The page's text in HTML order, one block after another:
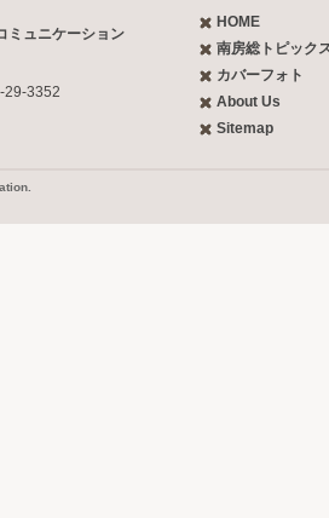
ミュニケーション
3352
HOME
南房総トピック
カバーフォト
About Us
Sitemap